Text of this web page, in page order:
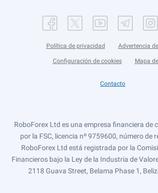
Política de privacidad Advertencia
Configuración de cookies Mapa
Contacto
RoboForex Ltd es una empresa financiera de
por la FSC, licencia nº 9759600, número de
RoboForex Ltd está registrada por la
Financieros bajo la Ley de la Industria de
2118 Guava Street, Belama Phase 1,